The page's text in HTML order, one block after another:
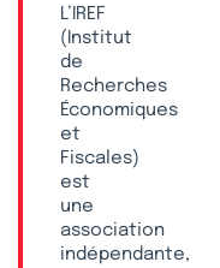
L’IREF
(Institut
de
Recherches
Économiques
et
Fiscales)
est
une
association
indépendante,